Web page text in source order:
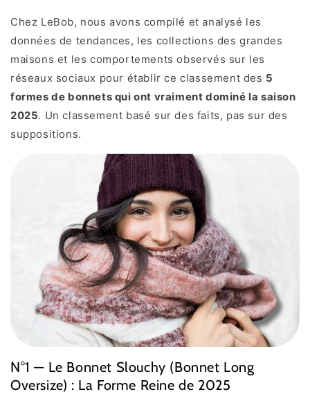
Chez LeBob, nous avons compilé et analysé les
données de tendances, les collections des grandes
maisons et les comportements observés sur les
réseaux sociaux pour établir ce classement des 5
formes de bonnets qui ont vraiment dominé la saison
2025. Un classement basé sur des faits, pas sur des
suppositions.
N°1 — Le Bonnet Slouchy (Bonnet Long
Oversize) : La Forme Reine de 2025